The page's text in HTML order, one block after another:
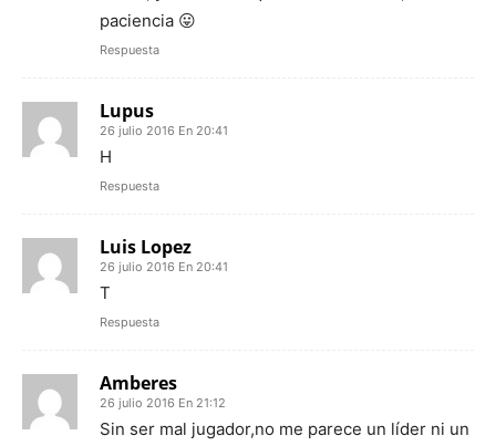
paciencia 😛
Respuesta
Lupus
26 julio 2016 En 20:41
H
Respuesta
Luis Lopez
26 julio 2016 En 20:41
T
Respuesta
Amberes
26 julio 2016 En 21:12
Sin ser mal jugador,no me parece un líder ni un